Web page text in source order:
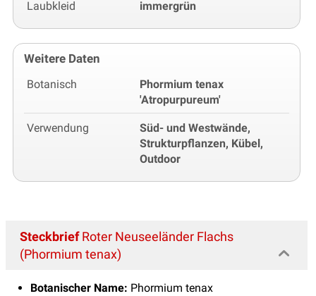
Laubkleid immergrün
Weitere Daten
Botanisch
Phormium tenax
'Atropurpureum'
Verwendung
Süd- und Westwände,
Strukturpflanzen, Kübel,
Outdoor
SteckbriefRoter Neuseeländer Flachs
(Phormium tenax)
Botanischer Name: Phormium tenax